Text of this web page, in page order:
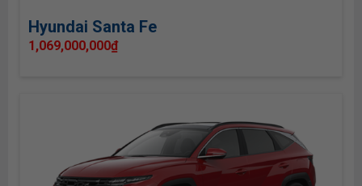
Hyundai Santa Fe
1,069,000,000₫